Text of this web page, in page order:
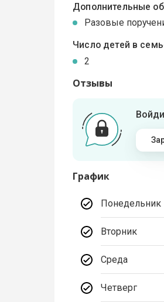
Дополнительные
Разовые
Число детей в
2
Отзывы
График
Понедельник
Вторник
Среда
Четверг